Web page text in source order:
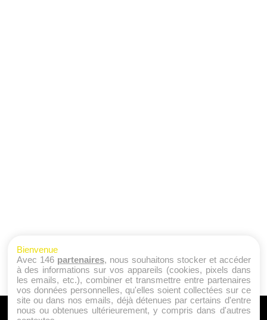
A PROPOS
Bienvenue
Avec 146 partenaires, nous souhaitons stocker et accéder
à des informations sur vos appareils (cookies, pixels dans
les emails, etc.), combiner et transmettre entre partenaires
vos données personnelles, qu'elles soient collectées sur ce
site ou dans nos emails, déjà détenues par certains d'entre
nous ou obtenues ultérieurement, y compris dans d'autres